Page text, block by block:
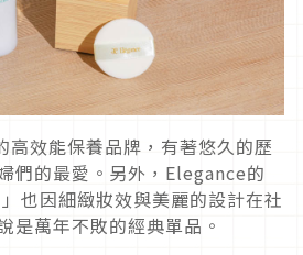
高效能保養品牌，有著悠久的歷
們的最愛。另外，Elegance的
也因細緻妝效與美麗的設計在社
是萬年不敗的經典單品。